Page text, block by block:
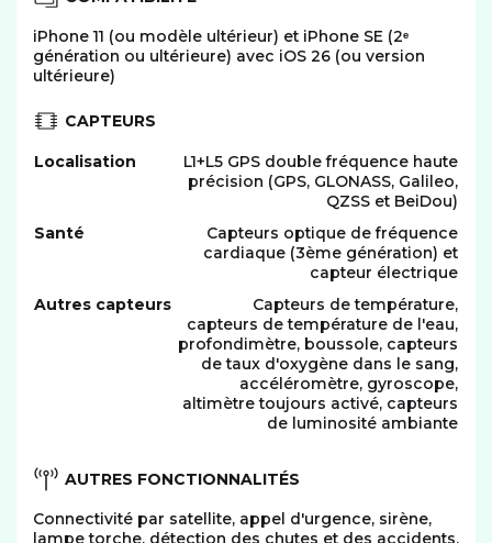
iPhone 11 (ou modèle ultérieur) et iPhone SE (2ᵉ
géné­ration ou ultérieure) avec iOS 26 (ou version
ultérieure)
CAPTEURS
Localisation
L1+L5 GPS double fréquence haute
précision (GPS, GLONASS, Galileo,
QZSS et BeiDou)
Santé
Capteurs optique de fréquence
cardiaque (3ème génération) et
capteur électrique
Autres capteurs
Capteurs de température,
capteurs de température de l'eau,
profondimètre, boussole, capteurs
de taux d'oxygène dans le sang,
accéléromètre, gyroscope,
altimètre toujours activé, capteurs
de luminosité ambiante
AUTRES FONCTIONNALITÉS
Connectivité par satellite, appel d'urgence, sirène,
lampe torche, détection des chutes et des accidents,